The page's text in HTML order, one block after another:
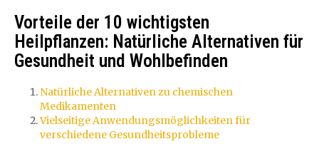
Vorteile der 10 wichtigsten
Heilpflanzen: Natürliche Alternativen für
Gesundheit und Wohlbefinden
Natürliche Alternativen zu chemischen
Medikamenten
Vielseitige Anwendungsmöglichkeiten für
verschiedene Gesundheitsprobleme